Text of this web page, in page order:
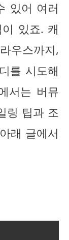
있어 여러
있죠. 캐
우스까지,
를 시도해
서는 버뮤
링 팁과 조
래 글에서